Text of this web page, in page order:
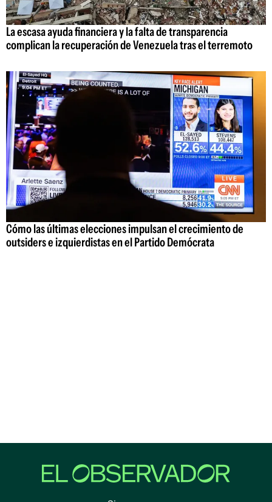
La escasa ayuda financiera y la falta de transparencia
complican la recuperación de Venezuela tras el terremoto
Cómo las últimas elecciones impulsan el crecimiento de
outsiders e izquierdistas en el Partido Demócrata